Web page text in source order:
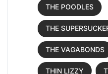
THE POODLES
THE
THE VAGABONDS
THIN LIZZY